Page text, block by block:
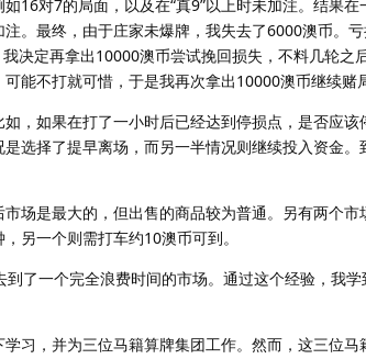
16对7的局面，以及在“真9”以上时未加注。结果在
。最终，由于庄家未爆牌，我失去了6000澳币。
决定再拿出10000澳币尝试挽回损失，不料几轮之
能不打就可惜，于是我再次拿出10000澳币继续赌局
，如果在打了一小时后已经达到停损点，是否应该
选择了提早离场，而另一半情况则继续投入资金。
场是最大的，但出售的商品较为普通。另有两个
另一个则需打车约10澳币可到。
了一个完全浪费时间的市场。通过这个经验，我
习，并为三位马籍算牌集团工作。然而，这三位马